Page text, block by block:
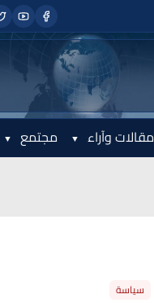
مقالات وآراء مجتمع
سياسة